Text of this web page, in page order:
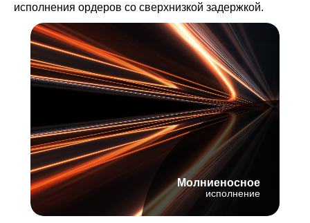
исполнения ордеров со сверхнизкой задержкой.
Молниеносное
исполнение